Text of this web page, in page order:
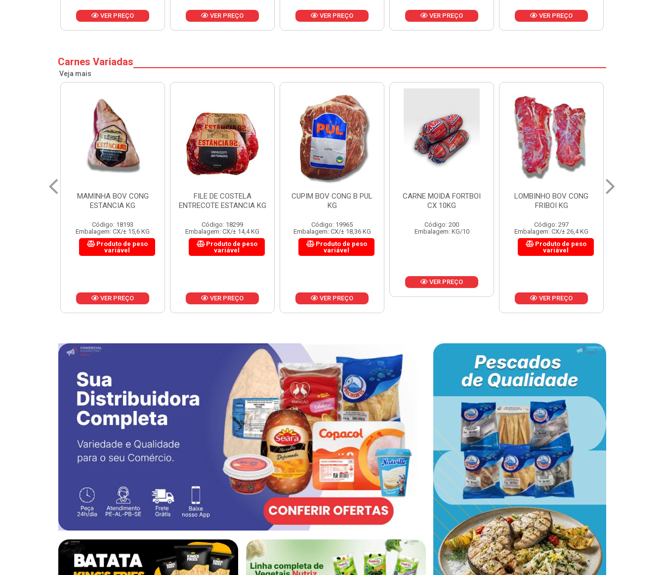
VER PREÇO VER PREÇO VER PREÇO VER PREÇO VER PREÇO
Carnes Variadas
Veja mais
FILE DE COSTELA
ENTRECOTE ESTANCIA KG
Código: 18299
Embalagem: CX/± 14,4 KG
Produto de peso
variável
VER PREÇO
CUPIM BOV CONG B PUL
KG
Código: 19965
Embalagem: CX/± 18,36 KG
Produto de peso
variável
VER PREÇO
CARNE MOIDA FORTBOI
CX 10KG
Código: 200
Embalagem: KG/10
LOMBINHO BOV CONG
FRIBOI KG
Código: 297
Embalagem: CX/± 26,4 KG
VER PREÇO
FIGADO BOV CONG FRIBOI
KG
Código: 222
Embalagem: CX/± 30,12 KG
Produto de peso
variável
VER PREÇO